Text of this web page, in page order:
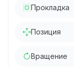
Прокладка
Позиция
Вращение